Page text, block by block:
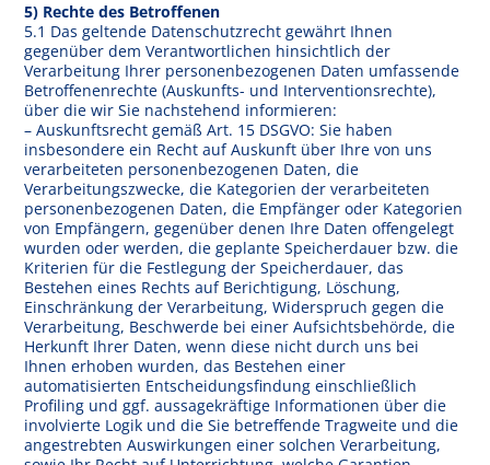
5) Rechte des Betroffenen
5.1 Das geltende Datenschutzrecht gewährt Ihnen
gegenüber dem Verantwortlichen hinsichtlich der
Verarbeitung Ihrer personenbezogenen Daten umfassende
Betroffenenrechte (Auskunfts- und Interventionsrechte),
über die wir Sie nachstehend informieren:
– Auskunftsrecht gemäß Art. 15 DSGVO: Sie haben
insbesondere ein Recht auf Auskunft über Ihre von uns
verarbeiteten personenbezogenen Daten, die
Verarbeitungszwecke, die Kategorien der verarbeiteten
personenbezogenen Daten, die Empfänger oder Kategorien
von Empfängern, gegenüber denen Ihre Daten offengelegt
wurden oder werden, die geplante Speicherdauer bzw. die
Kriterien für die Festlegung der Speicherdauer, das
Bestehen eines Rechts auf Berichtigung, Löschung,
Einschränkung der Verarbeitung, Widerspruch gegen die
Verarbeitung, Beschwerde bei einer Aufsichtsbehörde, die
Herkunft Ihrer Daten, wenn diese nicht durch uns bei
Ihnen erhoben wurden, das Bestehen einer
automatisierten Entscheidungsfindung einschließlich
Profiling und ggf. aussagekräftige Informationen über die
involvierte Logik und die Sie betreffende Tragweite und die
angestrebten Auswirkungen einer solchen Verarbeitung,